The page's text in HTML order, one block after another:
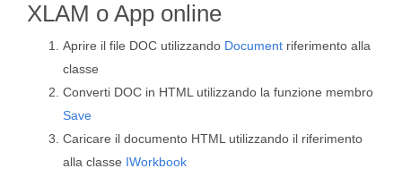
XLAM o App online
Aprire il file DOC utilizzando Document riferimento alla
classe
Converti DOC in HTML utilizzando la funzione membro
Save
Caricare il documento HTML utilizzando il riferimento
alla classe IWorkbook